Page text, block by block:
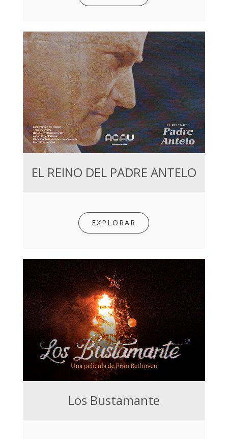
EL REINO DEL PADRE ANTELO
EXPLORAR
Los Bustamante